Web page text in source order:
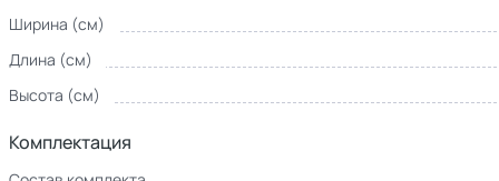
Ширина (см)
Длина (см)
Высота (см)
Комплектация